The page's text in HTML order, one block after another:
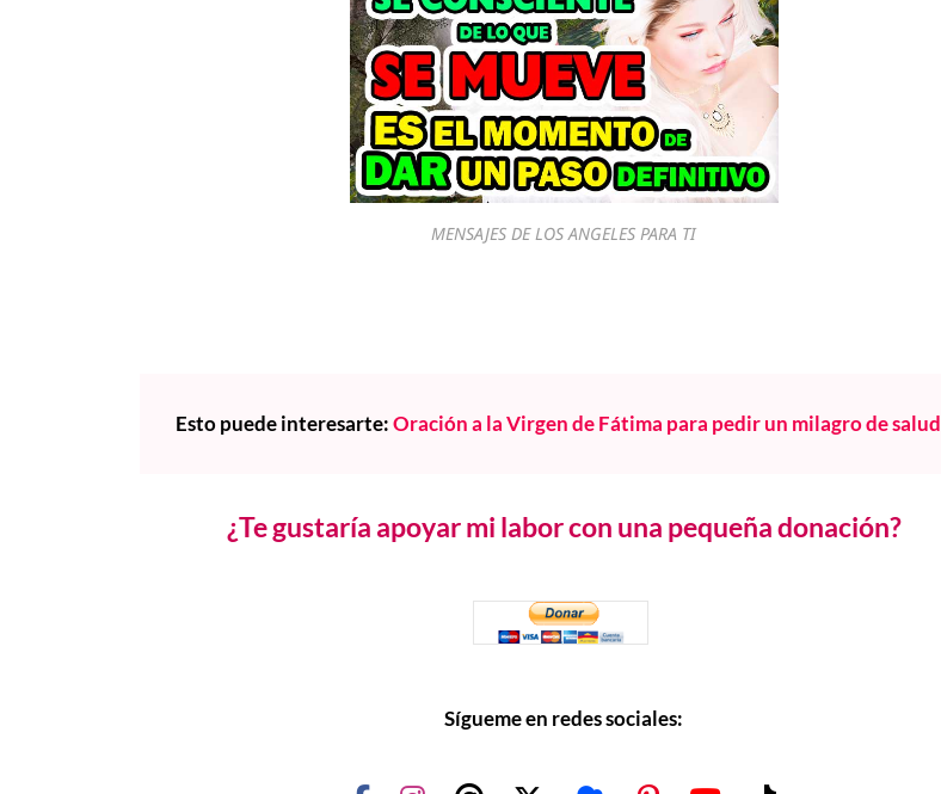
MENSAJES DE LOS ANGELES PARA TI
Esto puede interesarte:Oración a la Virgen de Fátima para pedir un milagro de salud
¿Te gustaría apoyar mi labor con una pequeña donación?
Sígueme en redes sociales: